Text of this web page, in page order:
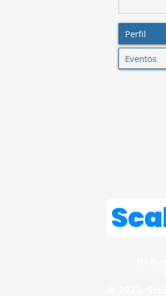
Perfil
Eventos